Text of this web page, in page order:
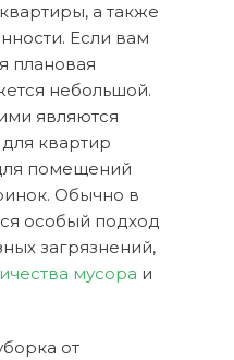
а также
Если вам
плановая
небольшой.
являются
квартир
помещений
Обычно в
особый подход
загрязнений,
мусора и
от